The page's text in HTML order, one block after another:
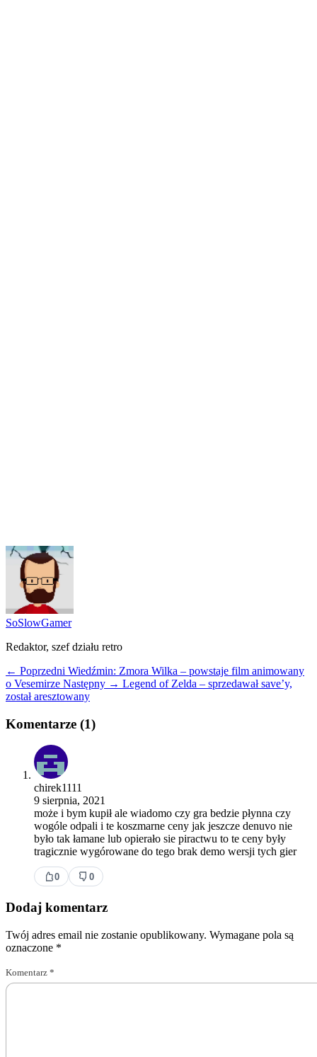
SoSlowGamer
Redaktor, szef działu retro
← Poprzedni Wiedźmin: Zmora Wilka – powstaje film animowany
o Vesemirze Następny → Legend of Zelda – sprzedawał save’y,
został aresztowany
Komentarze (1)
chirek1111
9 sierpnia, 2021
może i bym kupił ale wiadomo czy gra bedzie płynna czy
wogóle odpali i te koszmarne ceny jak jeszcze denuvo nie
było tak łamane lub opierało sie piractwu to te ceny były
tragicznie wygórowane do tego brak demo wersji tych gier
0 0
Dodaj komentarz
Twój adres email nie zostanie opublikowany. Wymagane pola są
oznaczone *
Komentarz *